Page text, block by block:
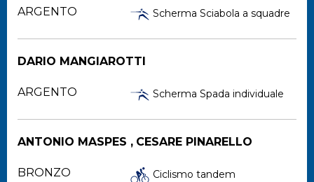
ARGENTO Scherma Sciabola a squadre
DARIO MANGIAROTTI
ARGENTO Scherma Spada individuale
ANTONIO MASPES , CESARE PINARELLO
BRONZO Ciclismo tandem